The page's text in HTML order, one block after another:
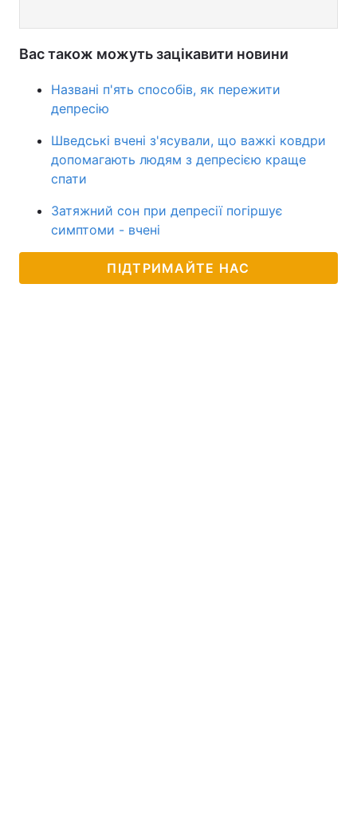
Вас також можуть зацікавити новини
Названі п'ять способів, як пережити
депресію
Шведські вчені з'ясували, що важкі ковдри
допомагають людям з депресією краще
спати
Затяжний сон при депресії погіршує
симптоми - вчені
ПІДТРИМАЙТЕ НАС